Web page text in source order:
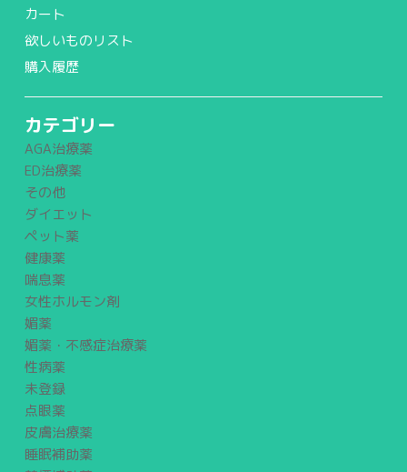
カート
欲しいものリスト
購入履歴
カテゴリー
AGA治療薬
ED治療薬
その他
ダイエット
ペット薬
健康薬
喘息薬
女性ホルモン剤
媚薬
媚薬・不感症治療薬
性病薬
未登録
点眼薬
皮膚治療薬
睡眠補助薬